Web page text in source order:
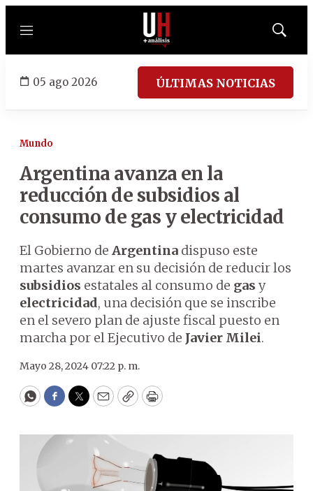
Menú
Mostrar
05 ago 2026 ÚLTIMAS NOTICIAS
Mundo
Argentina avanza en la
reducción de subsidios al
consumo de gas y electricidad
El Gobierno de Argentina dispuso este
martes avanzar en su decisión de reducir los
subsidios estatales al consumo de gas y
electricidad, una decisión que se inscribe
en el severo plan de ajuste fiscal puesto en
marcha por el Ejecutivo de Javier Milei.
Mayo 28, 2024 07:22 p. m.
WhatsApp
Facebook
Twitter
EmailCopyPrint